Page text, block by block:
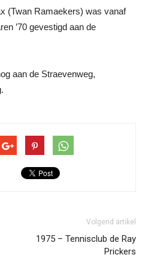
(Twan Ramaekers) was vanaf
’70 gevestigd aan de
aan de Straevenweg,
Volgend artikel
1975 – Tennisclub de Ray
Prickers